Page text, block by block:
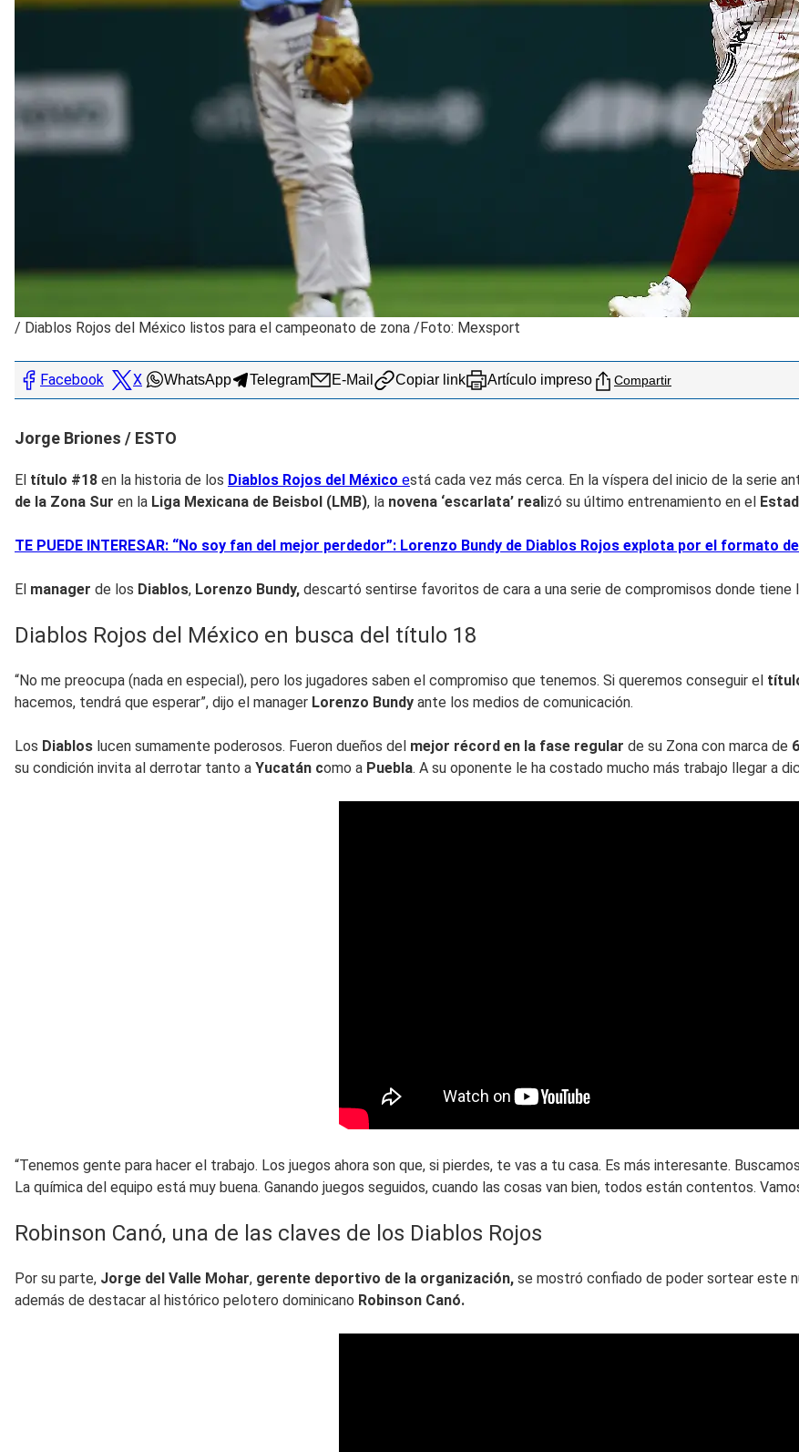
/ Diablos Rojos del México listos para el campeonato de zona /Foto: Mexsport
Facebook X WhatsApp Telegram E-Mail Copiar link Artículo impreso Compartir
Jorge Briones / ESTO
El título #18 en la historia de los Diablos Rojos del México está cada vez más cerca. En la víspera del inicio de la serie
de la Zona Sur en la Liga Mexicana de Beisbol (LMB), la novena ‘escarlata’ realizó su último entrenamiento en el
TE PUEDE INTERESAR: “No soy fan del mejor perdedor”: Lorenzo Bundy de Diablos Rojos explota por el formato
El manager de los Diablos, Lorenzo Bundy, descartó sentirse favoritos de cara a una serie de compromisos donde tiene
Diablos Rojos del México en busca del título 18
“No me preocupa (nada en especial), pero los jugadores saben el compromiso que tenemos. Si queremos conseguir el
hacemos, tendrá que esperar”, dijo el manager Lorenzo Bundy ante los medios de comunicación.
Los Diablos lucen sumamente poderosos. Fueron dueños del mejor récord en la fase regular de su Zona con marca de
su condición invita al derrotar tanto a Yucatán como a Puebla. A su oponente le ha costado mucho más trabajo llegar a
“Tenemos gente para hacer el trabajo. Los juegos ahora son que, si pierdes, te vas a tu casa. Es más interesante.
La química del equipo está muy buena. Ganando juegos seguidos, cuando las cosas van bien, todos están contentos.
Robinson Canó, una de las claves de los Diablos Rojos
Por su parte, Jorge del Valle Mohar, gerente deportivo de la organización, se mostró confiado de poder sortear este
además de destacar al histórico pelotero dominicano Robinson Canó.